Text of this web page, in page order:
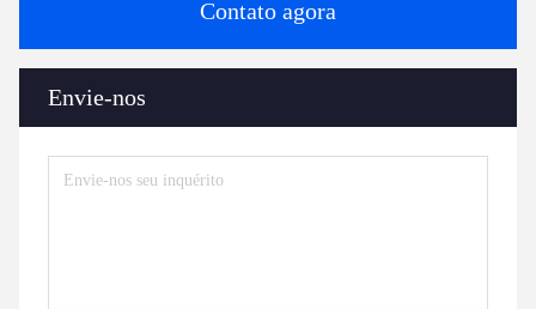
Contato agora
Envie-nos